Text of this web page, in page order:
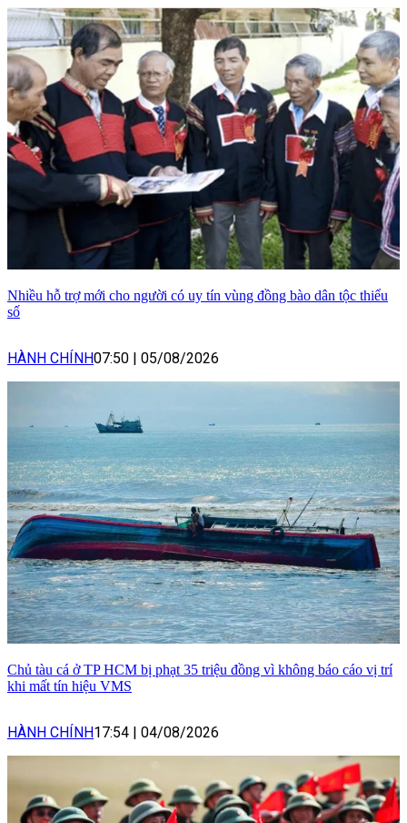
Nhiều hỗ trợ mới cho người có uy tín vùng đồng bào dân tộc thiểu
số
HÀNH CHÍNH07:50 05/08/2026
Chủ tàu cá ở TP HCM bị phạt 35 triệu đồng vì không báo cáo vị trí
khi mất tín hiệu VMS
HÀNH CHÍNH17:54 04/08/2026